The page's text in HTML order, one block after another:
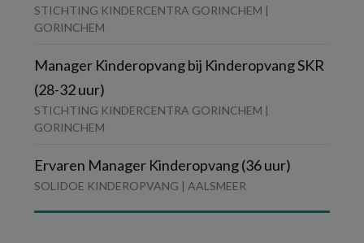
STICHTING KINDERCENTRA GORINCHEM |
GORINCHEM
Manager Kinderopvang bij Kinderopvang SKR
(28-32 uur)
STICHTING KINDERCENTRA GORINCHEM |
GORINCHEM
Ervaren Manager Kinderopvang (36 uur)
SOLIDOE KINDEROPVANG | AALSMEER